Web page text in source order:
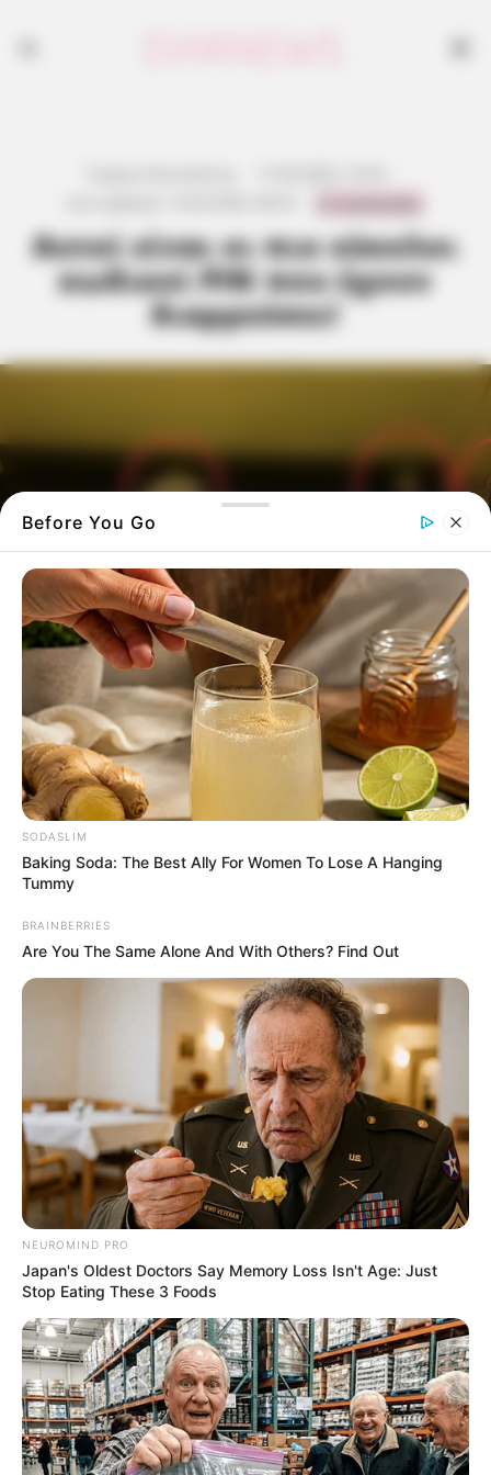
Αυτοί είναι οι πιο εύκολοι
κωδικοί PIN που έχουν
διαρρεύσει!
ΑΤΜ
Υπάρχουν εύκολοι κωδικοί PIN που έχουν
διαρρεύσει – Ο δικός σας είναι στη λίστα;
Θα πρέπει να επιλέξετε έναν πιο δύσκολο
από τα ΑΤΜ στηνΕύβοια.
Οι περισσότεροι άνθρωποι επιλέγουν απλούς
και εύκολα αναγνωρίσιμουςκωδικούς PIN
όπως «1234» ή την ημερομηνία γέννησης
τους, προκειμένου να μην τους ξεχνούν.
Ωστόσο, αυτοί οι κωδικοί είναι και οι πρώτοι
που δοκιμάζουν οι χάκερ, καθώς μπορούν να
τους μαντέψουν μέσα σε λίγα δευτερόλεπτα
χρησιμοποιώντας αυτοματοποιημένα
εργαλεία.
Έτσι, ένας ανεπαρκής κωδικός πρόσβασης
μπορεί να οδηγήσει σε υποκλοπή
προσωπικών δεδομένων, οικονομικές
απώλειες ή ακόμα και πλήρη παραβίαση των
λογαριασμών μας.
Before You Go
SODASLIM
Baking Soda: The Best Ally For Women To Lose A Hanging
Tummy
BRAINBERRIES
Are You The Same Alone And With Others? Find Out
NEUROMIND PRO
Japan's Oldest Doctors Say Memory Loss Isn't Age: Just
Stop Eating These 3 Foods